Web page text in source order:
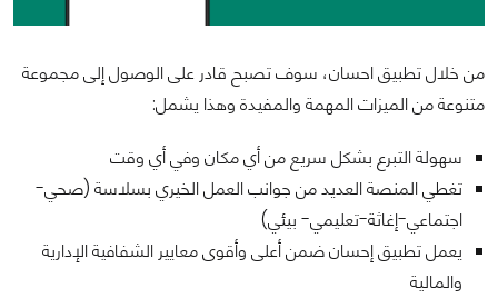
من خلال تطبيق احسان، سوف تصبح قادر على الوصول إلى مجموعة
متنوعة من الميزات المهمة والمفيدة وهذا يشمل:
سهولة التبرع بشكل سريع من أي مكان وفي أي وقت
تغطي المنصة العديد من جوانب العمل الخيري بسلاسة (صحي-
اجتماعي-إغاثة-تعليمي- بيئي)
يعمل تطبيق إحسان ضمن أعلى وأقوى معايير الشفافية الإدارية
والمالية